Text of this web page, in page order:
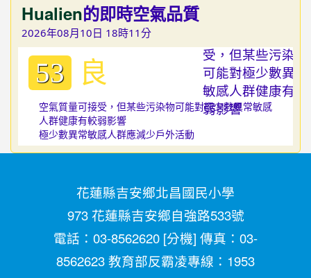
Hualien的即時空氣品質
2026年08月10日 18時11分
53 良
空氣質量可接受，但某些污染物可能對極少數異常敏感
人群健康有較弱影響
極少數異常敏感人群應減少戶外活動
花蓮縣吉安鄉北昌國民小學
973 花蓮縣吉安鄉自強路533號
電話：03-8562620 [分機] 傳真：03-
8562623 教育部反霸凌專線：1953